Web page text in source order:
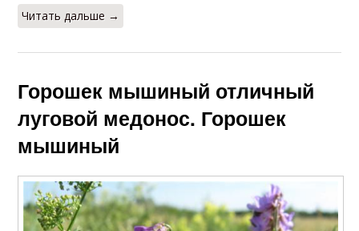
Читать дальше →
Горошек мышиный отличный
луговой медонос. Горошек
мышиный